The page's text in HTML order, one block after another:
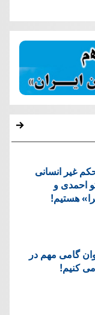
غیر انسانی
احمدی و
هستیم!
گامی مهم در
کنیم!